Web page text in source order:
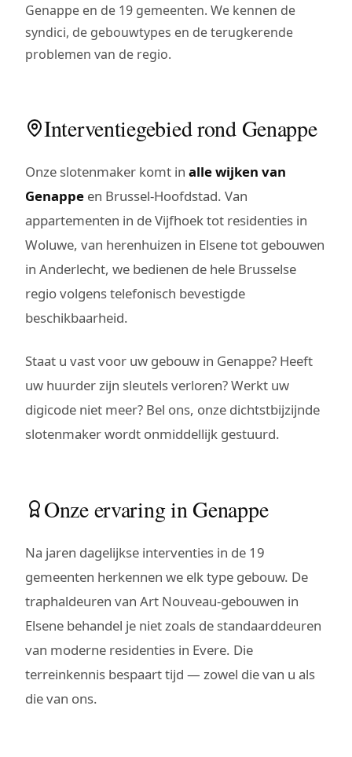
Genappe en de 19 gemeenten. We kennen de
syndici, de gebouwtypes en de terugkerende
problemen van de regio.
Interventiegebied rond Genappe
Onze slotenmaker komt in alle wijken van
Genappe en Brussel-Hoofdstad. Van
appartementen in de Vijfhoek tot residenties in
Woluwe, van herenhuizen in Elsene tot gebouwen
in Anderlecht, we bedienen de hele Brusselse
regio volgens telefonisch bevestigde
beschikbaarheid.
Staat u vast voor uw gebouw in Genappe? Heeft
uw huurder zijn sleutels verloren? Werkt uw
digicode niet meer? Bel ons, onze dichtstbijzijnde
slotenmaker wordt onmiddellijk gestuurd.
Onze ervaring in Genappe
Na jaren dagelijkse interventies in de 19
gemeenten herkennen we elk type gebouw. De
traphaldeuren van Art Nouveau-gebouwen in
Elsene behandel je niet zoals de standaarddeuren
van moderne residenties in Evere. Die
terreinkennis bespaart tijd — zowel die van u als
die van ons.